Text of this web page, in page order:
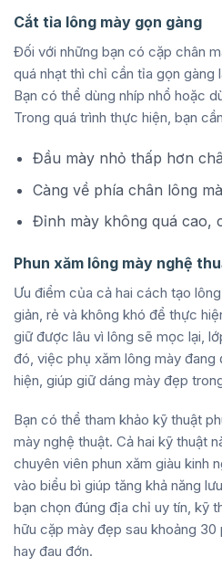
Cắt tỉa lông mày gọn gàng
Đối với những bạn có cặp chân
quá nhạt thì chỉ cần tỉa gọn
Bạn có thể dùng nhíp nhổ hoặc
Trong quá trình thực hiện, bạn
Đầu mày nhỏ thấp hơn
Càng về phía chân lông
Đỉnh mày không quá cao,
Phun xăm lông mày nghệ
Ưu điểm của cả hai cách tạo
giản, rẻ và không khó để thực
giữ được lâu vì lông sẽ mọc lại,
đó, việc phụ xăm lông mày
hiện, giúp giữ dáng mày đẹp
Bạn có thể tham khảo kỹ thuật
mày nghệ thuật. Cả hai kỹ thuật
chuyên viên phun xăm giàu kinh
vào biểu bì giúp tăng khả năng
bạn chọn đúng địa chỉ uy tín, kỹ
hữu cặp mày đẹp sau khoảng 30
hay đau đớn.